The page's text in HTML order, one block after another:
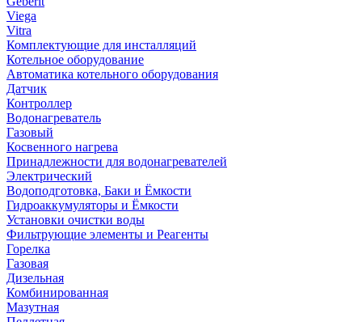
Viega
Vitra
Комплектующие для инсталляций
Котельное оборудование
Автоматика котельного оборудования
Датчик
Контроллер
Водонагреватель
Газовый
Косвенного нагрева
Принадлежности для водонагревателей
Электрический
Водоподготовка, Баки и Ёмкости
Гидроаккумуляторы и Ёмкости
Установки очистки воды
Фильтрующие элементы и Реагенты
Горелка
Газовая
Дизельная
Комбинированная
Мазутная